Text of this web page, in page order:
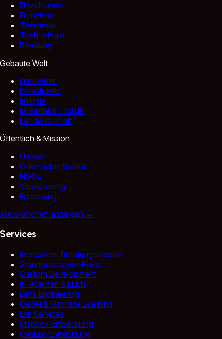
Einzelhandel
Franchise
Tourismus
Technologie
Beratung
Gebaute Welt
Immobilien
Infrastruktur
Energie
Mobilität & Logistik
Landwirtschaft
Öffentlich & Mission
Umwelt
Öffentlicher Sektor
NGOs
Versicherung
Forschung
Alle Branchen anzeigen →
Services
Kostenlose Beratungssession
Standortanalyse-Paket
Custom Development
KI-Agenten & LLMs
Data Engineering
GeoAI & Machine Learning
Esri Services
Mapbox-Entwicklung
Cesium-Entwicklung